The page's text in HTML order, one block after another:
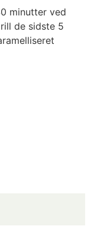
minutter ved
de sidste 5